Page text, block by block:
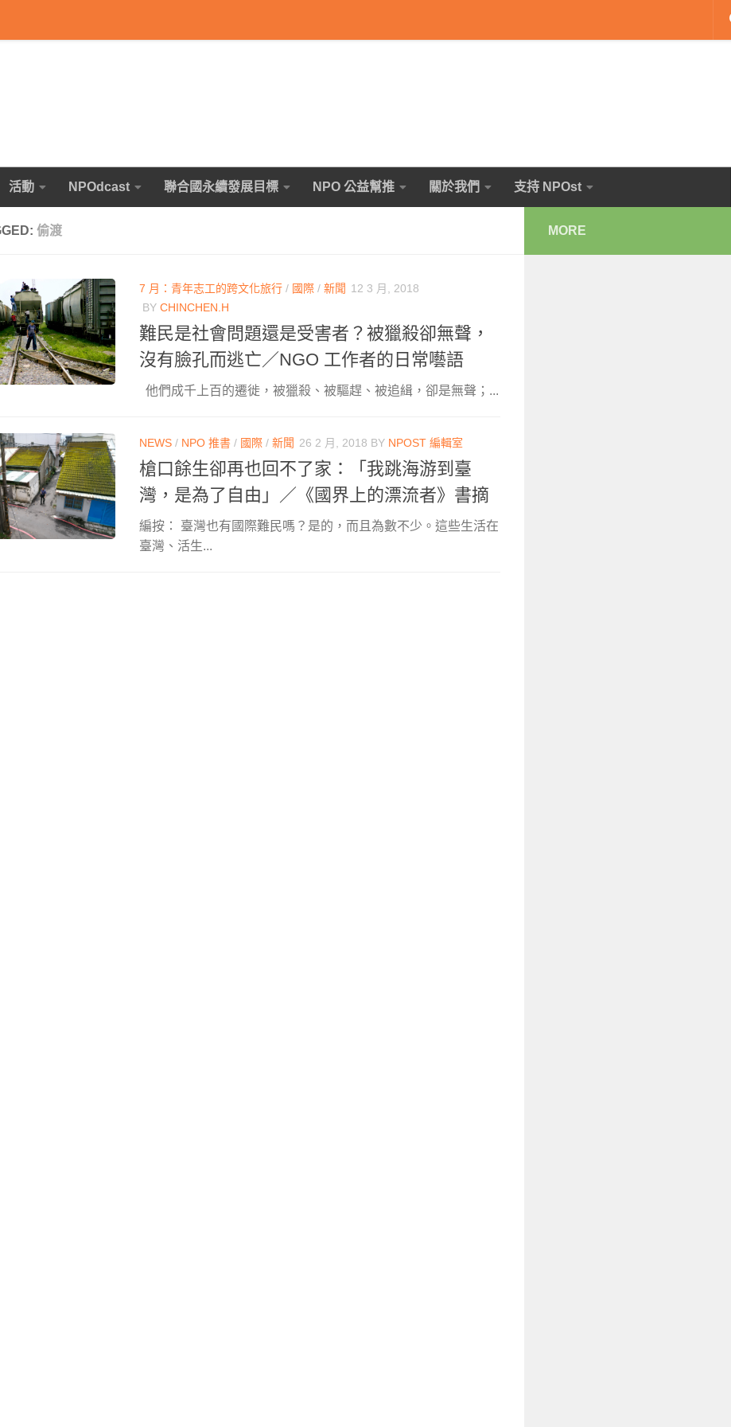
活動 NPOdcast 聯合國永續發展目標 NPO 公益幫推 關於我們 支持 NPOst
偷渡
7 月：青年志工的跨文化旅行 / 國際 / 新聞 12 3 月, 2018
BY CHINCHEN.H
難民是社會問題還是受害者？被獵殺卻無聲，
沒有臉孔而逃亡／NGO 工作者的日常囈語
他們成千上百的遷徙，被獵殺、被驅趕、被追緝，卻是無聲；...
NEWS / NPO 推書 / 國際 / 新聞 26 2 月, 2018 BY NPOST 編輯室
槍口餘生卻再也回不了家：「我跳海游到臺
灣，是為了自由」／《國界上的漂流者》書摘
編按： 臺灣也有國際難民嗎？是的，而且為數不少。這些生活在
臺灣、活生...
MORE